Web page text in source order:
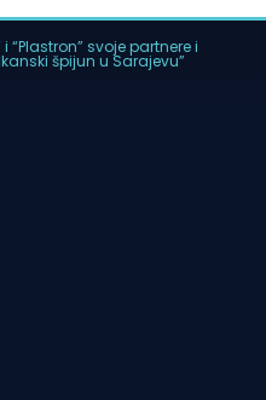
i “Plastron” svoje partnere i
špijun u Sarajevu”